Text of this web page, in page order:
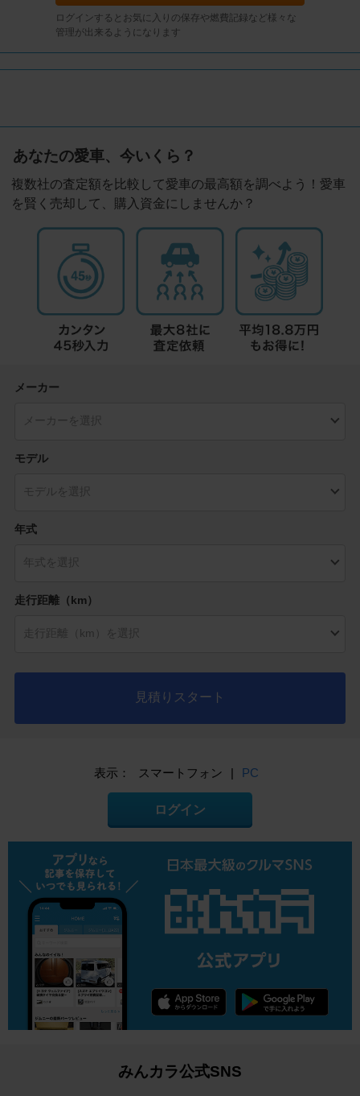
ログインするとお気に入りの保存や燃費記録など様々な
管理が出来るようになります
あなたの愛車、今いくら？
複数社の査定額を比較して愛車の最高額を調べよう！愛車
を賢く売却して、購入資金にしませんか？
メーカー
モデル
年式
走行距離（km）
見積りスタート
表示： スマートフォン | PC
ログイン
みんカラ公式SNS